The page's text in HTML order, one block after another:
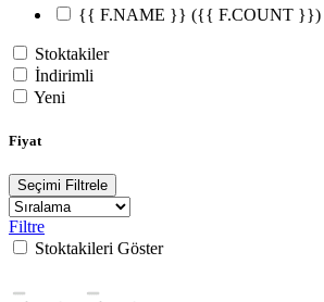
{{ F.NAME }} ({{ F.COUNT }})
Stoktakiler
İndirimli
Yeni
Fiyat
Seçimi Filtrele
Filtre
Stoktakileri Göster